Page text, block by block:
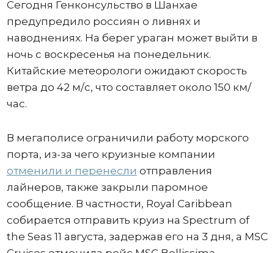
Сегодня Генконсульство в Шанхае
предупредило россиян о ливнях и
наводнениях. На берег ураган может выйти в
ночь с воскресенья на понедельник.
Китайские метеорологи ожидают скорость
ветра до 42 м/с, что составляет около 150 км/
час.
В мегаполисе ограничили работу морского
порта, из-за чего круизные компании
отменили и перенесли отправления
лайнеров, также закрыли паромное
сообщение. В частности, Royal Caribbean
собирается отправить круиз на Spectrum of
the Seas 11 августа, задержав его на 3 дня, а MSC